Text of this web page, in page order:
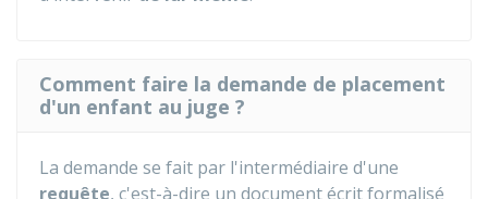
Comment faire la demande de placement
d'un enfant au juge ?
La demande se fait par l'intermédiaire d'une
requête, c'est-à-dire un document écrit formalisé